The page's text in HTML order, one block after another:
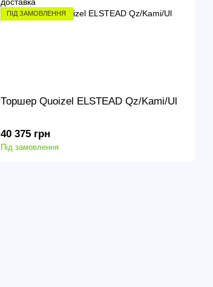
ПІД ЗАМОВЛЕННЯ
Торшер Quoizel ELSTEAD Qz/Kami/Ul
40 375 грн
Під замовлення